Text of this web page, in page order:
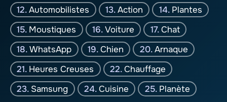
Automobilistes
Action
Plantes
Moustiques
Voiture
Chat
WhatsApp
Chien
Arnaque
Heures Creuses
Chauffage
Samsung
Cuisine Planète